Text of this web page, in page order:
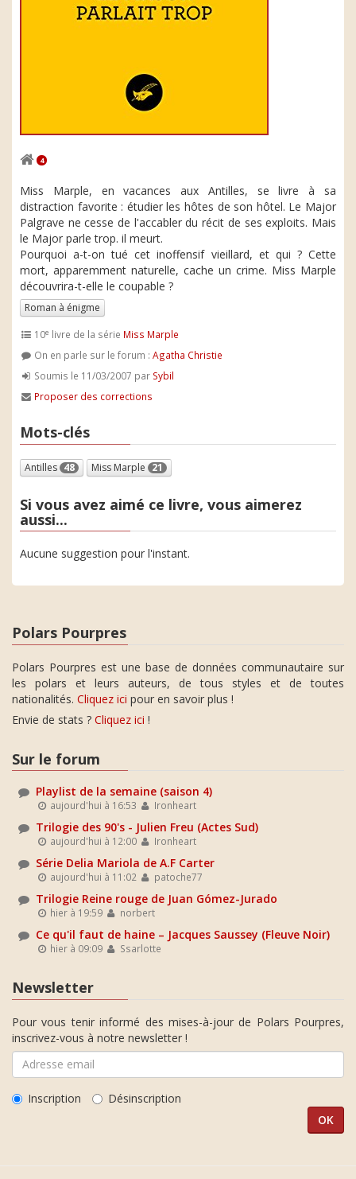
4
Miss Marple, en vacances aux Antilles, se livre à sa
distraction favorite : étudier les hôtes de son hôtel. Le Major
Palgrave ne cesse de l'accabler du récit de ses exploits. Mais
le Major parle trop. il meurt.
Pourquoi a-t-on tué cet inoffensif vieillard, et qui ? Cette
mort, apparemment naturelle, cache un crime. Miss Marple
découvrira-t-elle le coupable ?
Roman à énigme
10e livre de la série Miss Marple
On en parle sur le forum :Agatha Christie
Soumis le 11/03/2007 par Sybil
Proposer des corrections
Mots-clés
Antilles 48 Miss Marple 21
Si vous avez aimé ce livre, vous aimerez
aussi...
Aucune suggestion pour l'instant.
Polars Pourpres
Polars Pourpres est une base de données communautaire sur
les polars et leurs auteurs, de tous styles et de toutes
nationalités. Cliquez ici pour en savoir plus !
Envie de stats ? Cliquez ici !
Sur le forum
Playlist de la semaine (saison 4)
aujourd'hui à 16:53 Ironheart
Trilogie des 90's - Julien Freu (Actes Sud)
aujourd'hui à 12:00 Ironheart
Série Delia Mariola de A.F Carter
aujourd'hui à 11:02 patoche77
Trilogie Reine rouge de Juan Gómez-Jurado
hier à 19:59 norbert
Ce qu'il faut de haine – Jacques Saussey (Fleuve Noir)
hier à 09:09 Ssarlotte
Newsletter
Pour vous tenir informé des mises-à-jour de Polars Pourpres,
inscrivez-vous à notre newsletter !
Inscription Désinscription